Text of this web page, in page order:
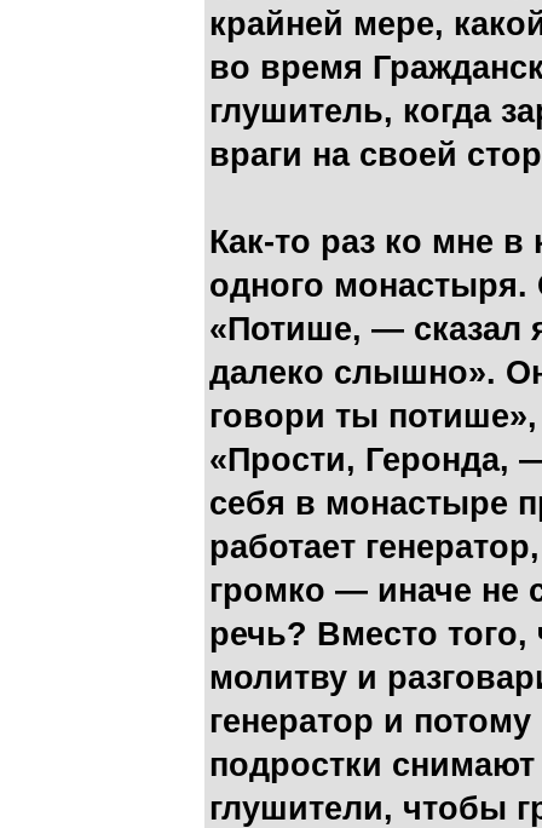
крайней мере,
во время
глушитель, когда
враги на своей
Как-то раз ко мне
одного монастыря.
«Потише, — сказал
далеко слышно».
говори ты
«Прости, Геронда,
себя в монастыре
работает
громко — иначе не
речь? Вместо
молитву и
генератор и
подростки
глушители, чтобы